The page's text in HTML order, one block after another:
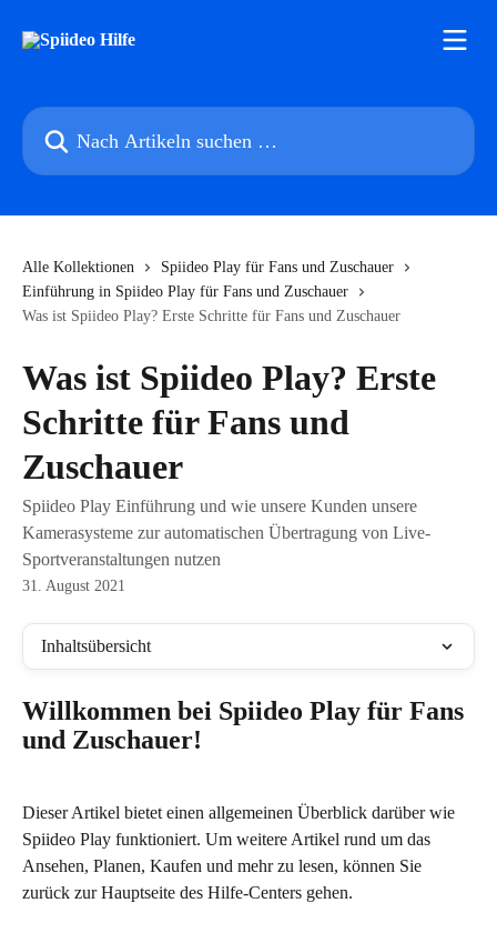
Nach Artikeln suchen …
Alle Kollektionen
Spiideo Play für Fans und Zuschauer
Einführung in Spiideo Play für Fans und Zuschauer
Was ist Spiideo Play? Erste Schritte für Fans und Zuschauer
Was ist Spiideo Play? Erste
Schritte für Fans und
Zuschauer
Spiideo Play Einführung und wie unsere Kunden unsere
Kamerasysteme zur automatischen Übertragung von Live-
Sportveranstaltungen nutzen
31. August 2021
Inhaltsübersicht
Willkommen bei Spiideo Play für Fans
und Zuschauer!
Dieser Artikel bietet einen allgemeinen Überblick darüber wie
Spiideo Play funktioniert. Um weitere Artikel rund um das
Ansehen, Planen, Kaufen und mehr zu lesen, können Sie
zurück zur Hauptseite des Hilfe-Centers gehen.